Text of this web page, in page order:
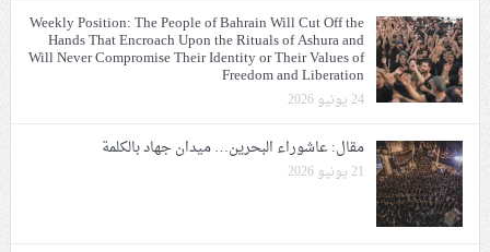
Weekly Position: The People of Bahrain Will Cut Off the
Hands That Encroach Upon the Rituals of Ashura and
Will Never Compromise Their Identity or Their Values of
Freedom and Liberation
24 يونيو 2026
مقال: عاشوراء البحرين… ميدان جهاد بالكلمة
21 يونيو 2026